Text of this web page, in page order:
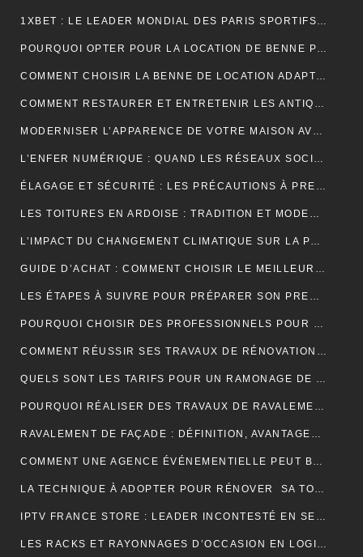
1XBET : LE LEADER MONDIAL DES PARIS SPORTIFS EN LIGNE GRÂCE À UNE PLATEFORME CONVIVIALE ET UNE DIVERSITÉ DE MARCHÉS
POURQUOI OPTER POUR LA LOCATION DE BENNE POUR VOS PROJETS DE CONSTRUCTION?
COMMENT CHOISIR LA BENNE DE LOCATION ADAPTÉE À VOS BESOINS?
COMMENT RESTAURER ET ENTRETENIR LES ANTIQUITÉS?
MODERNISER L’APPARENCE DE VOTRE MAISON AVEC DES PORTES DE GARAGE SECTIONNELLES (ADOPTEZ LES PORTES AMC)
L’ENFER NUMÉRIQUE : QUAND LES RÉSEAUX SOCIAUX DEVIENNENT UN CAUCHEMAR
ÉLAGAGE ET SÉCURITÉ : LES PRÉCAUTIONS À PRENDRE
LES TOITURES EN ARDOISE : TRADITION ET MODERNITÉ
L’IMPACT DU CHANGEMENT CLIMATIQUE SUR LA PRODUCTION DE VANILLE À MADAGASCAR
GUIDE D’ACHAT : COMMENT CHOISIR LE MEILLEUR SPIROMÈTRE POUR VOS BESOINS
LES ÉTAPES À SUIVRE POUR PRÉPARER SON PREMIER MARATHON
POURQUOI CHOISIR DES PROFESSIONNELS POUR VOTRE DÉMÉNAGEMENT CLICHY ?
COMMENT RÉUSSIR SES TRAVAUX DE RÉNOVATION DE COUVERTURE ?
QUELS SONT LES TARIFS POUR UN RAMONAGE DE CHEMINÉE ?
POURQUOI RÉALISER DES TRAVAUX DE RAVALEMENT DE FAÇADE ?
RAVALEMENT DE FAÇADE : DÉFINITION, AVANTAGES ET ERREURS À ÉVITER
COMMENT UNE AGENCE ÉVÉNEMENTIELLE PEUT BOOSTER L’ATTRACTIVITÉ D’UNE DESTINATION TOURISTIQUE ?
LA TECHNIQUE À ADOPTER POUR RÉNOVER SA TOITURE EN TUILES
IPTV FRANCE STORE : LEADER INCONTESTÉ EN SERVICES IPTV DE QUALITÉ SUPÉRIEURE
LES RACKS ET RAYONNAGES D’OCCASION EN LOGISTIQUE